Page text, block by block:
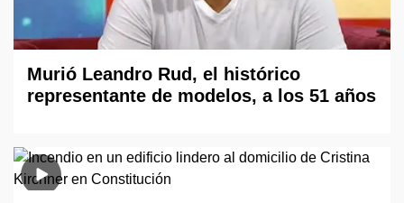
Murió Leandro Rud, el histórico
representante de modelos, a los 51 años